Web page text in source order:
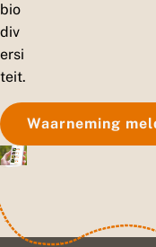
bio
div
ersi
teit.
Waarneming